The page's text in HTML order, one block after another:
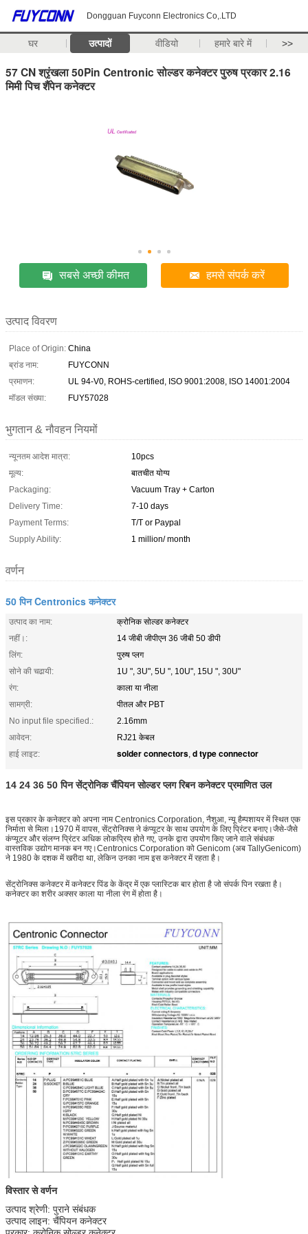
Dongguan Fuyconn Electronics Co,.LTD
घर उत्पादों वीडियो हमारे बारे में >>
57 CN श्रृंखला 50Pin Centronic सोल्डर कनेक्टर पुरुष प्रकार 2.16
मिमी पिच शैंपेन कनेक्टर
सबसे अच्छी कीमत हमसे संपर्क करें
उत्पाद विवरण
Place of Origin: China
ब्रांड नाम:
FUYCONN
प्रमाणन:
UL 94-V0, ROHS-certified, ISO 9001:2008, ISO 14001:2004
मॉडल संख्या:
FUY57028
भुगतान & नौवहन नियमों
न्यूनतम आदेश मात्रा:
10pcs
मूल्य:
बातचीत योग्य
Packaging:
Vacuum Tray + Carton
Delivery Time:
7-10 days
Payment Terms:
T/T or Paypal
Supply Ability:
1 million/ month
वर्णन
50 पिन Centronics कनेक्टर
उत्पाद का नाम:
क्रोनिक सोल्डर कनेक्टर
नहीं।:
14 जीबी जीपीएन 36 जीबी 50 डीपी
लिंग:
पुरुष प्लग
सोने की चढायी:
1U ", 3U", 5U ", 10U", 15U ", 30U"
रंग:
काला या नीला
सामग्री:
पीतल और PBT
No input file specified.:
2.16mm
आवेदन:
RJ21 केबल
हाई लाइट:
solder connectors, d type connector
14 24 36 50 पिन सेंट्रोनिक चैंपियन सोल्डर प्लग रिबन कनेक्टर प्रमाणित उल
इस प्रकार के कनेक्टर को अपना नाम Centronics Corporation, नैशुआ, न्यू हैम्पशायर में स्थित एक
निर्माता से मिला।1970 में वापस, सेंट्रोनिक्स ने कंप्यूटर के साथ उपयोग के लिए प्रिंटर बनाए।जैसे-जैसे
कंप्यूटर और संलग्न प्रिंटर अधिक लोकप्रिय होते गए, उनके द्वारा उपयोग किए जाने वाले संबंधक
वास्तविक उद्योग मानक बन गए।Centronics Corporation को Genicom (अब TallyGenicom)
ने 1980 के दशक में खरीदा था, लेकिन उनका नाम इस कनेक्टर में रहता है।
सेंट्रोनिक्स कनेक्टर में कनेक्टर पिंड के केंद्र में एक प्लास्टिक बार होता है जो संपर्क पिन रखता है।
कनेक्टर का शरीर अक्सर काला या नीला रंग में होता है।
विस्तार से वर्णन
उत्पाद श्रेणी: पुराने संबंधक
उत्पाद लाइन: चैंपियन कनेक्टर